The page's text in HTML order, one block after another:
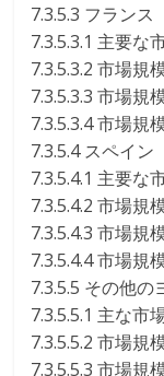
7.3.5.3 フランス
7.3.5.3.1 主要な
7.3.5.3.2 市場規
7.3.5.3.3 市場規
7.3.5.3.4 市場規
7.3.5.4 スペイン
7.3.5.4.1 主要な
7.3.5.4.2 市場規
7.3.5.4.3 市場規
7.3.5.4.4 市場規
7.3.5.5 その他の
7.3.5.5.1 主な市
7.3.5.5.2 市場規
7.3.5.5.3 市場規